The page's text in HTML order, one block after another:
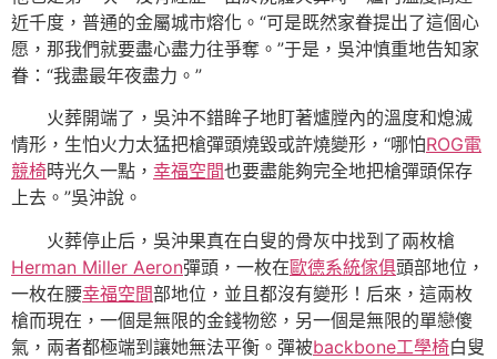
近千度，普通的金屬城市熔化。“可是既然家眷提出了這個心
愿，那我們就要盡心盡力往爭奪。”于是，吳沖慎重地告知家
眷：“我盡最年夜盡力。”
火葬開端了，吳沖不錯眸子地盯著爐膛內的溫度和熄滅
情形，生怕火力太猛把槍彈頭燒毀或許燒變形，“哪怕ROG電
競椅時光久一點， 幸福空間也要盡能夠完全地把槍彈頭保存
上去。”吳沖說。
火葬停止后，吳沖果真在白叟的骨灰中找到了兩枚槍
Herman Miller Aeron彈頭，一枚在歐德系統傢俱頭部地位，
一枚在腰幸福空間部地位，並且都沒有變形！后來，這兩枚
槍而現在，一個是無限的金錢物慾，另一個是無限的單戀傻
氣，兩者都極端到讓她無法平衡。彈被backbone工學椅白叟